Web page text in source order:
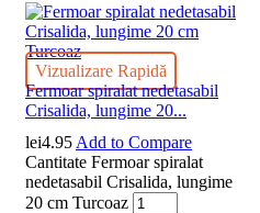
Vizualizare Rapidă
Fermoar spiralat nedetasabil
Crisalida, lungime 20...
lei4.95 Add to Compare
Cantitate Fermoar spiralat
nedetasabil Crisalida, lungime
20 cm Turcoaz